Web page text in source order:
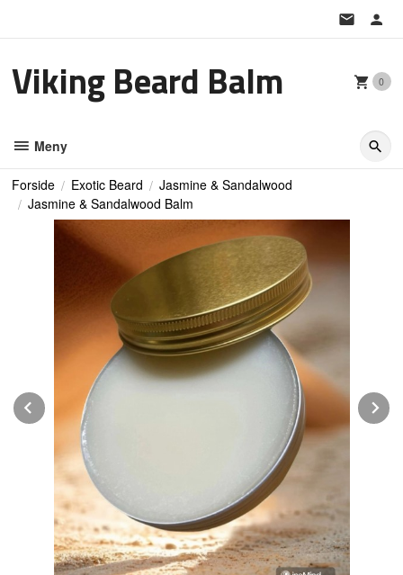
Viking Beard Balm 0
Meny
Forside Exotic Beard
Jasmine & Sandalwood
Jasmine & Sandalwood Balm
Prev